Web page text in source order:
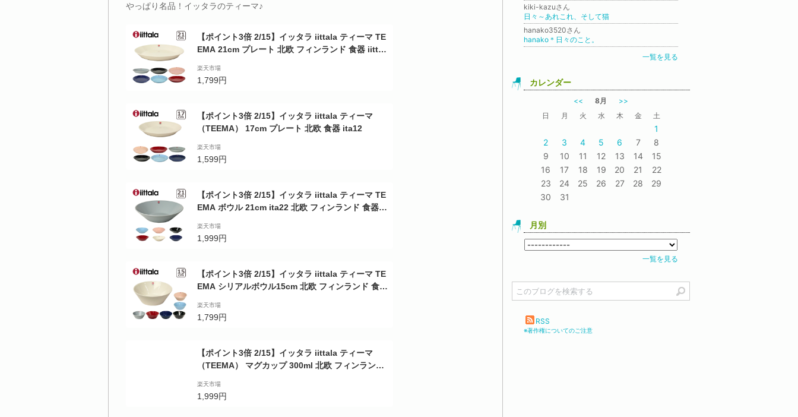
やっぱり名品！イッタラのティーマ♪
【ポイント3倍 2/15】イッタラ iittala ティーマ TE
EMA 21cm プレート 北欧 フィンランド 食器 iittal
楽天市場
1,799円
【ポイント3倍 2/15】イッタラ iittala ティーマ
（TEEMA） 17cm プレート 北欧 食器 ita12
楽天市場
1,599円
【ポイント3倍 2/15】イッタラ iittala ティーマ TE
EMA ボウル 21cm ita22 北欧 フィンランド 食器 it
楽天市場
1,999円
【ポイント3倍 2/15】イッタラ iittala ティーマ TE
EMA シリアルボウル15cm 北欧 フィンランド 食器
楽天市場
1,799円
【ポイント3倍 2/15】イッタラ iittala ティーマ
（TEEMA） マグカップ 300ml 北欧 フィンランド
し可 GF2 GF1
楽天市場
1,999円
kiki-kazuさん
日々～あれこれ、そして猫
hanako3520さん
hanako＊日々のこと。
一覧を見る
カレンダー
<< 8月
>>
日
月 火 水 木 金 土
1
2
3 4 5 6 7
8
9
10 11 12 13 14
15
16
17 18 19 20 21
22
23
24 25 26 27 28
29
30
31
月別
一覧を見る
RSS
※著作権についてのご注意